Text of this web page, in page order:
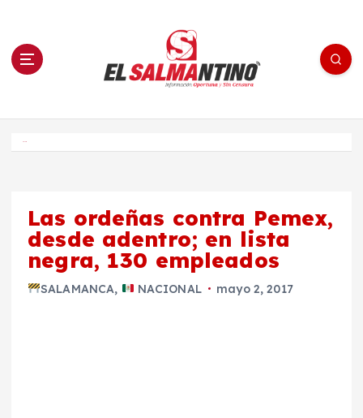
n El Salmantino - medios/noticias/editorial
Las ordeñas contra Pemex,
desde adentro; en lista
negra, 130 empleados
SALAMANCA, NACIONAL mayo 2, 2017